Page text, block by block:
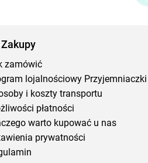
Zakupy
zamówić
lojalnościowy Przyjemniaczki
i koszty transportu
płatności
warto kupować u nas
prywatności